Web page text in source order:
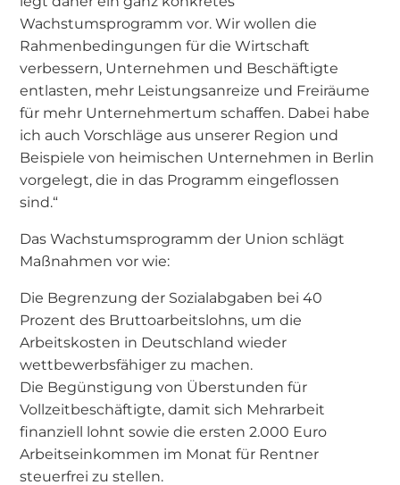
Wachstumsprogramm vor. Wir wollen die
Rahmenbedingungen für die Wirtschaft
verbessern, Unternehmen und Beschäftigte
entlasten, mehr Leistungsanreize und Freiräume
für mehr Unternehmertum schaffen. Dabei habe
ich auch Vorschläge aus unserer Region und
Beispiele von heimischen Unternehmen in Berlin
vorgelegt, die in das Programm eingeflossen
sind.“
Das Wachstumsprogramm der Union schlägt
Maßnahmen vor wie:
Die Begrenzung der Sozialabgaben bei 40
Prozent des Bruttoarbeitslohns, um die
Arbeitskosten in Deutschland wieder
wettbewerbsfähiger zu machen.
Die Begünstigung von Überstunden für
Vollzeitbeschäftigte, damit sich Mehrarbeit
finanziell lohnt sowie die ersten 2.000 Euro
Arbeitseinkommen im Monat für Rentner
steuerfrei zu stellen.